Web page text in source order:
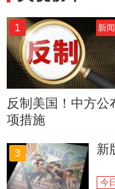
1 新
反制美国！中方公
项措施
3 新
今